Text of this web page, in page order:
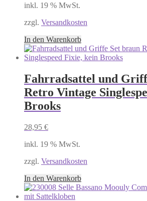
inkl. 19 % MwSt.
zzgl. Versandkosten
In den Warenkorb
Fahrradsattel und
Retro Vintage
Brooks
28,95 €
inkl. 19 % MwSt.
zzgl. Versandkosten
In den Warenkorb